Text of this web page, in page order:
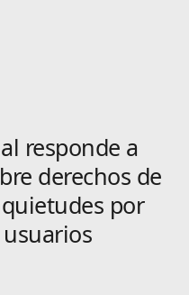
responde a
derechos de
por